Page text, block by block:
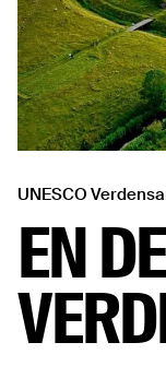
EN
UNESCO